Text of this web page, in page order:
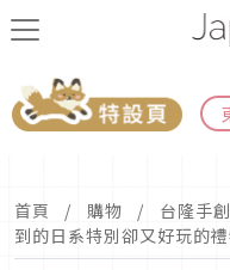
首頁 購物
台隆手
到的日系特別卻又好玩的禮